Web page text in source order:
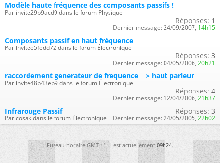
Modèle haute fréquence des composants passifs !
Par invite29b9acd9 dans le forum Physique
Réponses: 1
Dernier message: 24/09/2007, 14h15
Composants passif en haut fréquence
Par invitee5fedd72 dans le forum Électronique
Réponses: 3
Dernier message: 04/05/2006, 20h21
raccordement generateur de frequence __> haut parleur
Par invite48b43eb9 dans le forum Électronique
Réponses: 4
Dernier message: 12/04/2006, 21h37
Infrarouge Passif
Par cosak dans le forum Électronique
Réponses: 3
Dernier message: 24/05/2005, 22h02
Fuseau horaire GMT +1. Il est actuellement09h24.